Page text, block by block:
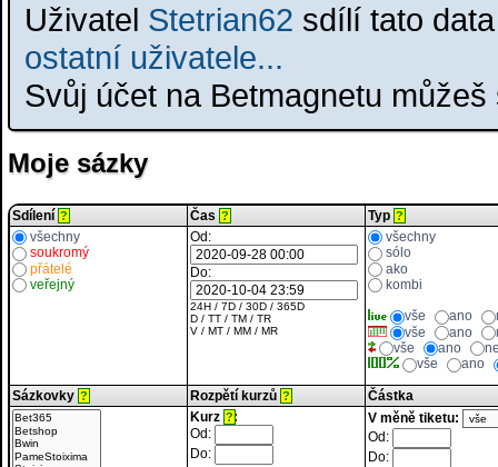
Uživatel Stetrian62 sdílí tato
ostatní uživatele...
Svůj účet na Betmagnetu
Moje sázky
Sdílení ? Čas ? Typ ?
všechny
soukromý
přátelé
veřejný
Od:
Do:
24H / 7D / 30D / 365D
D / TT / TM / TR
V / MT / MM / MR
všechny
sólo
ako
kombi
vše ano
vše
ano
vše
ano
vše
ano
Sázkovky ? Rozpětí kurzů ? Částka
Kurz ?
:
Od:
Do:
V měně tiketu:
Od:
Do: